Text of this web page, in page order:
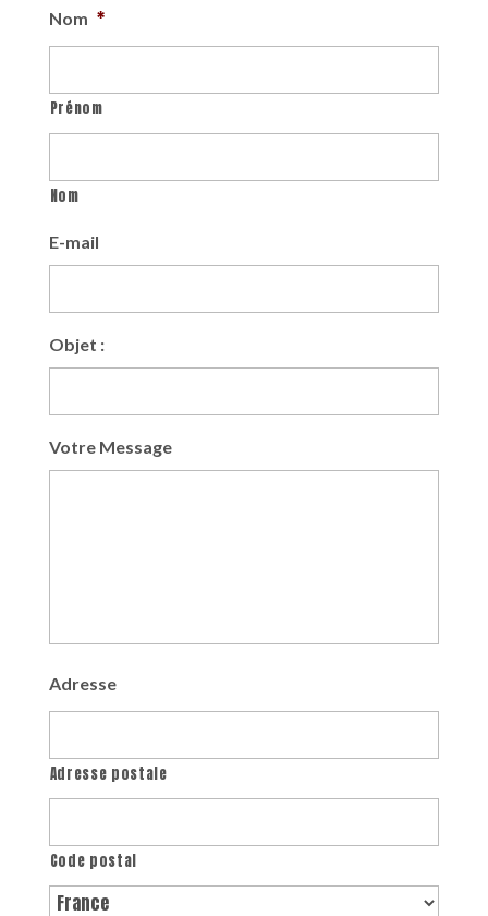
Nom *
Prénom
Nom
E-mail
Objet :
Votre Message
Adresse
Adresse postale
Code postal